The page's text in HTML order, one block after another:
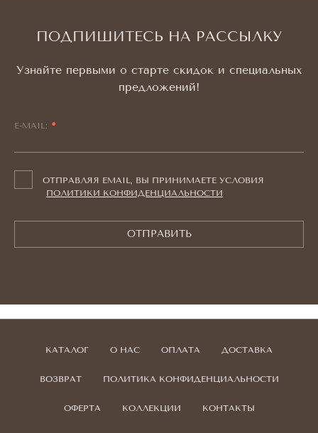
ПОДПИШИТЕСЬ НА РАССЫЛКУ
Узнайте первыми о старте скидок и специальных
предложений!
E-MAIL:
ОТПРАВЛЯЯ EMAIL, ВЫ ПРИНИМАЕТЕ УСЛОВИЯ
ПОЛИТИКИ КОНФИДЕНЦИАЛЬНОСТИ
ОТПРАВИТЬ
КАТАЛОГ О НАС ОПЛАТА ДОСТАВКА
ВОЗВРАТ ПОЛИТИКА КОНФИДЕНЦИАЛЬНОСТИ
ОФЕРТА КОЛЛЕКЦИИ КОНТАКТЫ